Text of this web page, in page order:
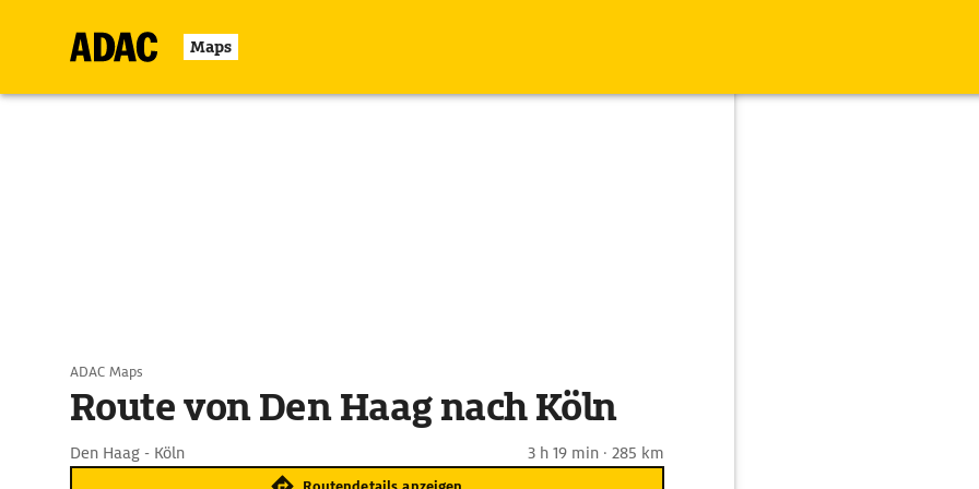
Maps
ADAC Maps
Route von Den Haag nach Köln
Den Haag - Köln 3 h 19 min · 285 km